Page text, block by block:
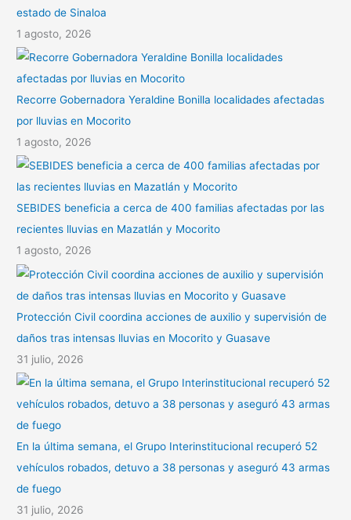
estado de Sinaloa
1 agosto, 2026
Recorre Gobernadora Yeraldine Bonilla localidades afectadas
por lluvias en Mocorito
1 agosto, 2026
SEBIDES beneficia a cerca de 400 familias afectadas por las
recientes lluvias en Mazatlán y Mocorito
1 agosto, 2026
Protección Civil coordina acciones de auxilio y supervisión de
daños tras intensas lluvias en Mocorito y Guasave
31 julio, 2026
En la última semana, el Grupo Interinstitucional recuperó 52
vehículos robados, detuvo a 38 personas y aseguró 43 armas
de fuego
31 julio, 2026